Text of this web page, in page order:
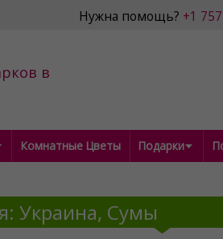
Нужна помощь? +1
в
Комнатные Цветы Подарки
Украина, Сумы